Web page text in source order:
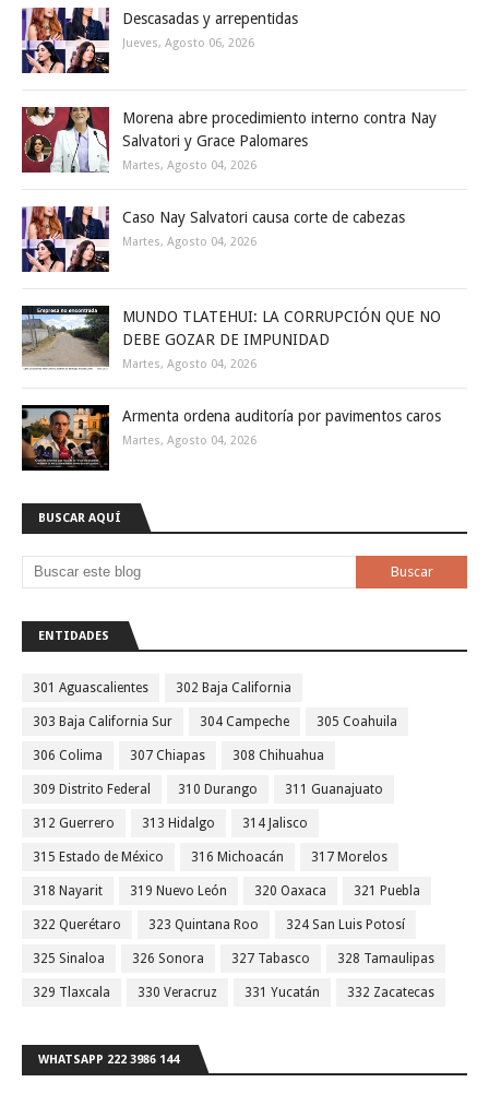
Descasadas y arrepentidas
Jueves, Agosto 06, 2026
Morena abre procedimiento interno contra Nay
Salvatori y Grace Palomares
Martes, Agosto 04, 2026
Caso Nay Salvatori causa corte de cabezas
Martes, Agosto 04, 2026
MUNDO TLATEHUI: LA CORRUPCIÓN QUE NO
DEBE GOZAR DE IMPUNIDAD
Martes, Agosto 04, 2026
Armenta ordena auditoría por pavimentos caros
Martes, Agosto 04, 2026
BUSCAR AQUÍ
ENTIDADES
301 Aguascalientes 302 Baja California
303 Baja California Sur 304 Campeche 305 Coahuila
306 Colima 307 Chiapas 308 Chihuahua
309 Distrito Federal 310 Durango 311 Guanajuato
312 Guerrero 313 Hidalgo 314 Jalisco
315 Estado de México 316 Michoacán 317 Morelos
318 Nayarit 319 Nuevo León 320 Oaxaca 321 Puebla
322 Querétaro 323 Quintana Roo 324 San Luis Potosí
325 Sinaloa 326 Sonora 327 Tabasco 328 Tamaulipas
329 Tlaxcala 330 Veracruz 331 Yucatán 332 Zacatecas
WHATSAPP 222 3986 144